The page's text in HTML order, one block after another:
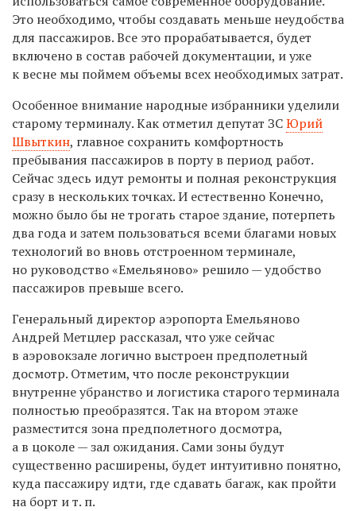
Это необходимо, чтобы создавать меньше неудобства
для пассажиров. Все это прорабатывается, будет
включено в состав рабочей документации, и уже
к весне мы поймем объемы всех необходимых затрат.
Особенное внимание народные избранники уделили
старому терминалу. Как отметил депутат ЗСЮрий
Швыткин, главное сохранить комфортность
пребывания пассажиров в порту в период работ.
Сейчас здесь идут ремонты и полная реконструкция
сразу в нескольких точках. И естественно Конечно,
можно было бы не трогать старое здание, потерпеть
два года и затем пользоваться всеми благами новых
технологий во вновь отстроенном терминале,
но руководство «Емельяново» решило — удобство
пассажиров превыше всего.
Генеральный директор аэропорта Емельяново
Андрей Метцлер рассказал, что уже сейчас
в аэровокзале логично выстроен предполетный
досмотр. Отметим, что после реконструкции
внутренне убранство и логистика старого терминала
полностью преобразятся. Так на втором этаже
разместится зона предполетного досмотра,
а в цоколе — зал ожидания. Сами зоны будут
существенно расширены, будет интуитивно понятно,
куда пассажиру идти, где сдавать багаж, как пройти
на борт и т. п.